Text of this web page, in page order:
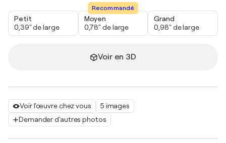
Voir l'œuvre chez vous
5 images
Demander d'autres photos
Petit
0,39" de large
Recommandé
Moyen
0,78" de large
Grand
0,98" de large
Voir en 3D